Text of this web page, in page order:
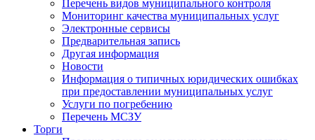
Перечень видов муниципального контроля
Мониторинг качества муниципальных услуг
Электронные сервисы
Предварительная запись
Другая информация
Новости
Информация о типичных юридических ошибках
при предоставлении муниципальных услуг
Услуги по погребению
Перечень МСЗУ
Торги